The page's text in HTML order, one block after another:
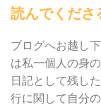
読んでくださ
ブログへお越し
は私一個人の身
日記として残し
行に関して自分